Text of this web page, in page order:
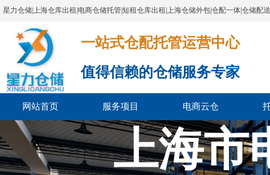
星力仓储|上海仓库出租|电商仓储托管|短租仓库出租|上海仓储外包|仓配一体|仓储配
一站式仓配托管运营中心​​​​​​​​​​​​​​​​​
值得信赖的仓储服务专家
网站首页 服务项目 电商云仓
上海市